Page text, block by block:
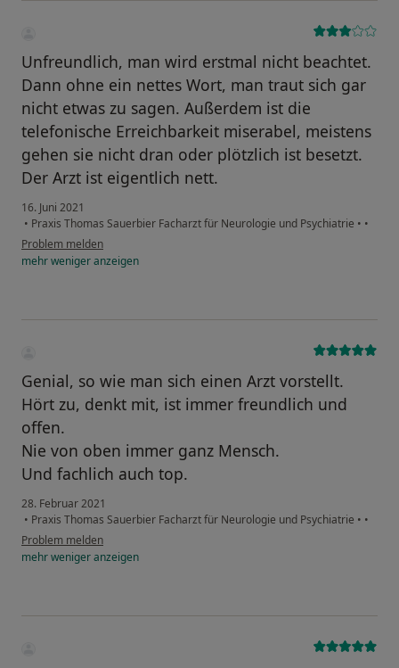
Unfreundlich, man wird erstmal nicht beachtet.
Dann ohne ein nettes Wort, man traut sich gar
nicht etwas zu sagen. Außerdem ist die
telefonische Erreichbarkeit miserabel, meistens
gehen sie nicht dran oder plötzlich ist besetzt.
Der Arzt ist eigentlich nett.
16. Juni 2021
• Praxis Thomas Sauerbier Facharzt für Neurologie und Psychiatrie • •
Problem melden
mehrwenigeranzeigen
Genial, so wie man sich einen Arzt vorstellt.
Hört zu, denkt mit, ist immer freundlich und
offen.
Nie von oben immer ganz Mensch.
Und fachlich auch top.
28. Februar 2021
• Praxis Thomas Sauerbier Facharzt für Neurologie und Psychiatrie • •
Problem melden
mehrwenigeranzeigen